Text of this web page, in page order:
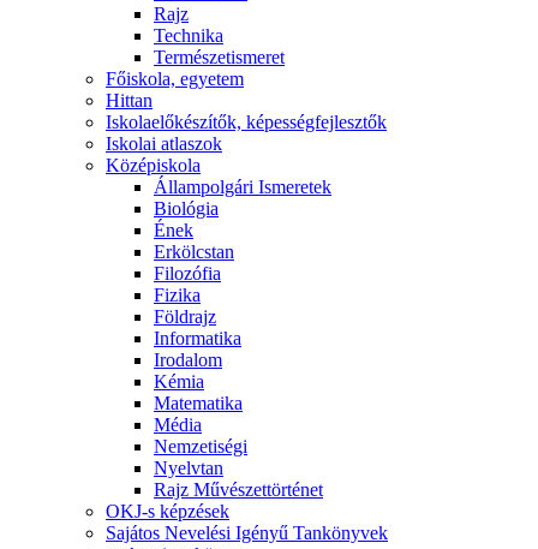
Rajz
Technika
Természetismeret
Főiskola, egyetem
Hittan
Iskolaelőkészítők, képességfejlesztők
Iskolai atlaszok
Középiskola
Állampolgári Ismeretek
Biológia
Ének
Erkölcstan
Filozófia
Fizika
Földrajz
Informatika
Irodalom
Kémia
Matematika
Média
Nemzetiségi
Nyelvtan
Rajz Művészettörténet
OKJ-s képzések
Sajátos Nevelési Igényű Tankönyvek